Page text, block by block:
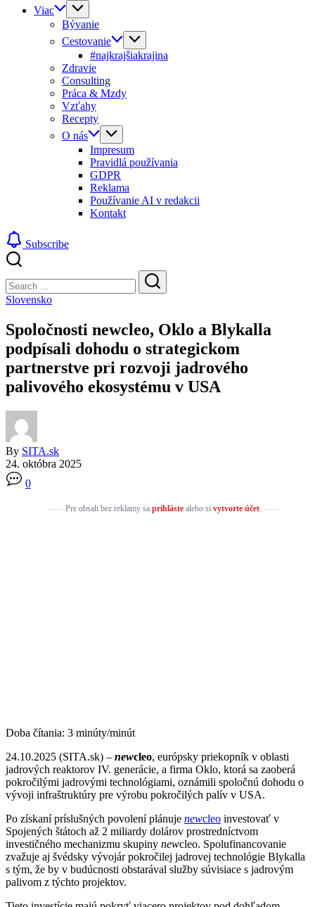
Viac
Bývanie
Cestovanie
#najkrajšiakrajina
Zdravie
Consulting
Práca & Mzdy
Vzťahy
Recepty
O nás
Impresum
Pravidlá používania
GDPR
Reklama
Používanie AI v redakcii
Kontakt
Subscribe
Search
Search
Slovensko
Spoločnosti newcleo, Oklo a Blykalla
podpísali dohodu o strategickom
partnerstve pri rozvoji jadrového
palivového ekosystému v USA
By SITA.sk
24. októbra 2025
0
Pre obsah bez reklamy sa prihlástealebo si vytvorte účet.
Doba čítania: 3 minúty/minút
24.10.2025 (SITA.sk) – newcleo, európsky priekopník v oblasti
jadrových reaktorov IV. generácie, a firma Oklo, ktorá sa zaoberá
pokročilými jadrovými technológiami, oznámili spoločnú dohodu o
vývoji infraštruktúry pre výrobu pokročilých palív v USA.
Po získaní príslušných povolení plánuje newcleo investovať v
Spojených štátoch až 2 miliardy dolárov prostredníctvom
investičného mechanizmu skupiny newcleo. Spolufinancovanie
zvažuje aj švédsky vývojár pokročilej jadrovej technológie Blykalla
s tým, že by v budúcnosti obstarával služby súvisiace s jadrovým
palivom z týchto projektov.